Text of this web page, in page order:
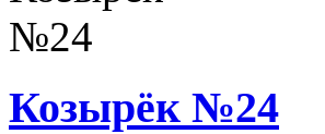
Козырёк №24